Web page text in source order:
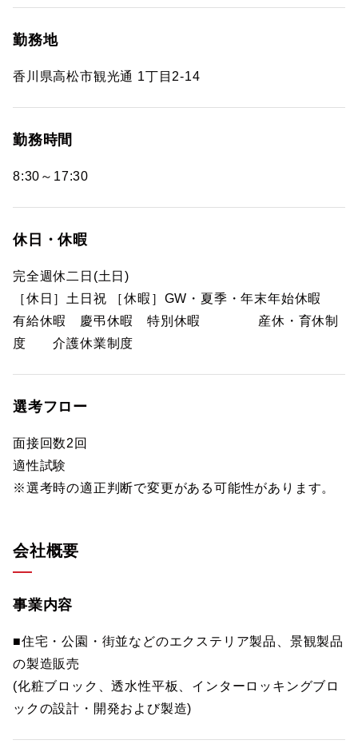
勤務地
香川県高松市観光通 1丁目2-14
勤務時間
8:30～17:30
休日・休暇
完全週休二日(土日)
［休日］土日祝 ［休暇］GW・夏季・年末年始休暇
有給休暇 慶弔休暇 特別休暇 産休・育休制
度 介護休業制度
選考フロー
面接回数2回
適性試験
※選考時の適正判断で変更がある可能性があります。
会社概要
事業内容
■住宅・公園・街並などのエクステリア製品、景観製品
の製造販売
(化粧ブロック、透水性平板、インターロッキングブロ
ックの設計・開発および製造)